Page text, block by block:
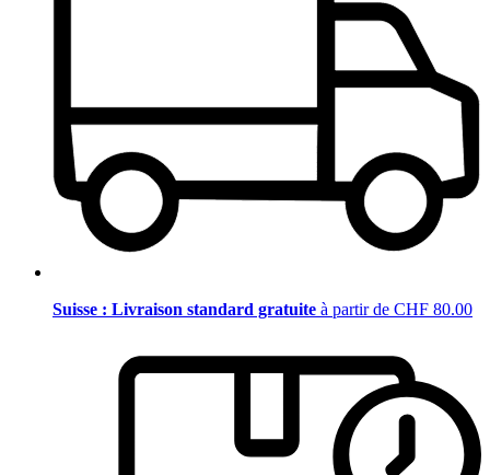
Suisse : Livraison standard gratuite à partir de CHF 80.00